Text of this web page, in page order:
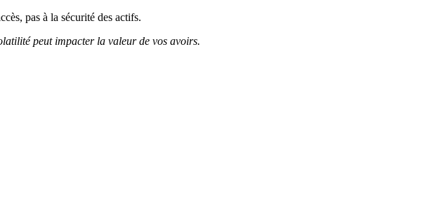
pas à la sécurité des actifs.
peut impacter la valeur de vos avoirs.